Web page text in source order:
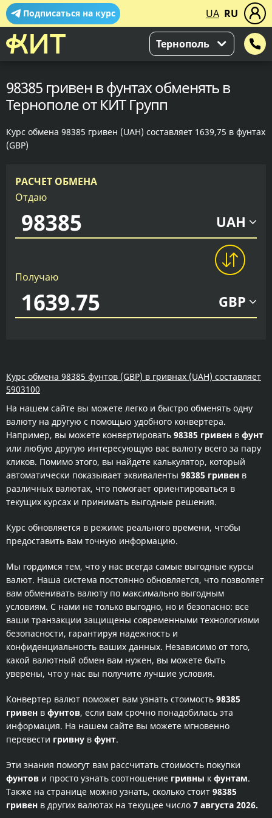
Подписаться на курс UA RU
Тернополь
98385 гривен в фунтах обменять в
Тернополе от КИТ Групп
Курс обмена 98385 гривен (UAH) составляет 1639,75 в фунтах
(GBP)
РАСЧЕТ ОБМЕНА
Отдаю
UAH
Получаю
GBP
Курс обмена 98385 фунтов (GBP) в гривнах (UAH) составляет
5903100
На нашем сайте вы можете легко и быстро обменять одну
валюту на другую с помощью удобного конвертера.
Например, вы можете конвертировать 98385 гривен в фунт
или любую другую интересующую вас валюту всего за пару
кликов. Помимо этого, вы найдете калькулятор, который
автоматически показывает эквиваленты 98385 гривен в
различных валютах, что помогает ориентироваться в
текущих курсах и принимать выгодные решения.
Курс обновляется в режиме реального времени, чтобы
предоставить вам точную информацию.
Мы гордимся тем, что у нас всегда самые выгодные курсы
валют. Наша система постоянно обновляется, что позволяет
вам обменивать валюту по максимально выгодным
условиям. С нами не только выгодно, но и безопасно: все
ваши транзакции защищены современными технологиями
безопасности, гарантируя надежность и
конфиденциальность ваших данных. Независимо от того,
какой валютный обмен вам нужен, вы можете быть
уверены, что у нас вы получите лучшие условия.
Конвертер валют поможет вам узнать стоимость 98385
гривен в фунтов, если вам срочно понадобилась эта
информация. На нашем сайте вы можете мгновенно
перевести гривну в фунт.
Эти знания помогут вам рассчитать стоимость покупки
фунтов и просто узнать соотношение гривны к фунтам.
Также на странице можно узнать, сколько стоит 98385
гривен в других валютах на текущее число 7 августа 2026.